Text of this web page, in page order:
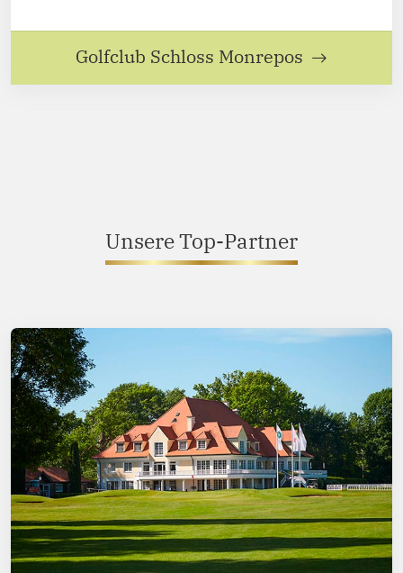
Golfclub Schloss Monrepos
Unsere Top-Partner